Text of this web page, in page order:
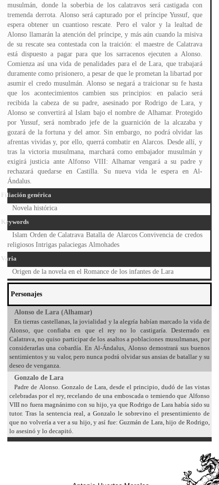
musulmán, donde la soberbia de los calatravos será castigada con
tremenda derrota. Alonso será capturado por el príncipe Yussuf, que
espera obtener un cuantioso rescate. Pero el valor y la lealtad de
Alonso llamarán la atención del príncipe, y más aún cuando la misiva
de su rescate sea contestada con la traición: el maestre de Calatrava
está dispuesto a pagar para que los sarracenos ejecuten a Alonso.
Comienza así una vida de penalidades para el de Lara, que trabajará
duramente como prisionero, a pesar de que le prometan la libartad por
asumir el credo musulmán. Alonso se negará a traicionar su fe hasta
que los acontecimientos cambien sus principios: en palacio será
recibida la cabeza de su padre, asesinado por Rodrigo de Lara, y
Alonso se convertirá al Islam bajo el nombre de Alhamar. Protegido
por Yussuf, será nombrado jefe de la guarnición de la alcazaba y
gozará de la fortuna y del amor. Sin embargo, no podrá olvidar las
afrentas vividas y, por ello, querrá combatir en Alarcos. Desde allí, y
tras la victoria musulmana, marchará como embajador musulmán y
exigirá justicia ante Alfonso VIII: Alhamar vengará a su padre y
rechazará quedarse en Castilla. Su nueva vida le espera en Al-
Ándalus.
Filiación genérica
Novela histórica
Keywords
Islam Orden de Calatrava Batalla de Alarcos Convivencia de credos
religiosos Intrigas palaciegas Almohades
Varia
Origen de la novela en el Romance de los infantes de Lara
Personajes
Alonso de Lara (Alhamar)
En tierras castellanas, la jovialidad y la alegría habían marcado la vida de
Alonso, que confiaba en que el rey no lo castigaría. Desterrado en
Calatrava, no quiso participar de los asaltos a poblaciones musulmanas, por
considerarlas una cobardía. En Al-Ándalus, Alonso demostrará sus buenos
sentimientos y su valor, pero nunca podrá olvidar sus ansias de batallar y su
deseo de venganza.
Gonzalo de Lara
Padre de Alonso. Gonzalo de Lara, desde el principio, dudó de las vistas
celebradas por el rey, recelando de una emboscada o temiendo que Alfonso
VIII no fuera magnánimo con su hijo, ya que Rodrigo de Lara había sido su
tutor. Tras la sentencia real, a Gonzalo le sobrevino el presentimiento de
que no volvería a ver a su hijo, y así fue: Guzmán de Lara, hijo de Rodrigo,
lo asesinó y lo decapitó.